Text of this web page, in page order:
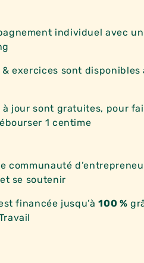
individuel avec
exercices sont disponibles
à jour sont gratuites, pour
1 centime
communauté
se soutenir
financée jusqu’à100 %